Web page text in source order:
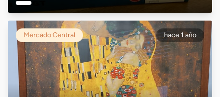
Mercado Central hace 1 año